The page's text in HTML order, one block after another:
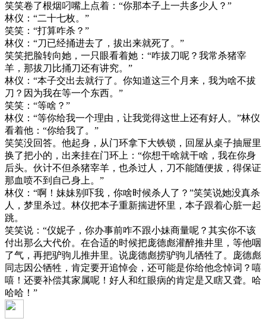
笑笑卷了根烟叼嘴上点着：“你那本子上一共多少人？”
林仪：“二十七枚。”
笑笑：“打算咋杀？”
林仪：“刀已经捅进去了，拔出来就死了。”
笑笑把脸转向她，一只眼看着她：“咋拔刀呢？我常杀猪宰
羊，那拔刀比捅刀还有讲究。”
林仪：“本子交出去就行了。你知道这三个月来，我为啥不拔
刀？因为我在等一个东西。”
笑笑：“等啥？”
林仪：“等你给我一个理由，让我觉得这世上还有好人。”林仪
看着他：“你给我了。”
笑笑没回答。他起身，从门环拿下大铁锁，回屋从桌子抽屉里
换了把小的，出来挂在门环上：“你想干啥就干啥，我在你身
后头。伙计不但杀猪宰羊，也杀过人，刀不能随便拔，得保证
那血喷不到自己身上。”
林仪：“啊！妹妹别吓我，你啥时候杀人了？”笑笑说她没真杀
人，梦里杀过。林仪把本子重新揣进怀里，本子跟着心脏一起
跳。
笑笑说：“仪妮子，你办事前咋不跟小妹商量呢？其实你不该
付出那么大代价。在合适的时候把庞德彪灌醉推井里，等他咽
了气，再把驴驹儿推井里。说庞德彪捞驴驹儿牺牲了。庞德彪
同志因公牺牲，肯定要开追悼会，还可能是你给他念悼词？嘻
嘻！还要补偿其家属呢！好人和红眼病的肯定是又瞎又聋。哈
哈哈！”